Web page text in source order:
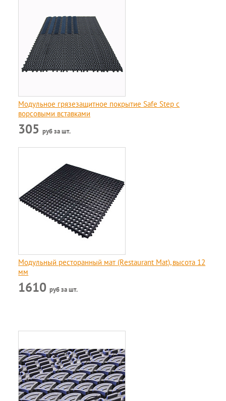
Модульное грязезащитное покрытие Safe Step с
ворсовыми вставками
305руб за шт.
Модульный ресторанный мат (Restaurant Mat), высота 12
мм
1610руб за шт.